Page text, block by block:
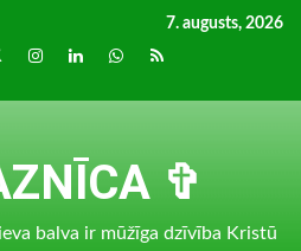
7. augusts, 2026
Instagram
LinkedInwhatsapp
RSS
✞
balva ir mūžīga dzīvība Kristū